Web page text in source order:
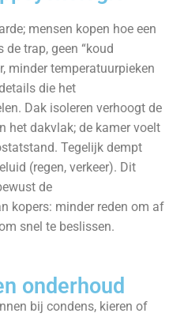
mensen kopen hoe een
trap, geen “koud
minder temperatuurpieken
die het
Dak isoleren verhoogt de
het dakvlak; de kamer voelt
Tegelijk dempt
(regen, verkeer). Dit
de
kopers: minder reden om af
snel te beslissen.
onderhoud
bij condens, kieren of